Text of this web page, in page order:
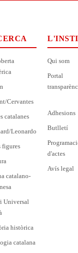
Cervantes
catalanes
Leonardo
figures
catalano-
Universal
històrica
catalana
Qui som
Portal
Adhesions
Butlletí
d'actes
Avís legal